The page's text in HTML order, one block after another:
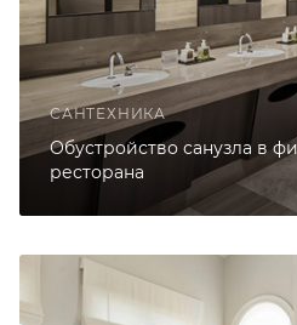
САНТЕХНИКА
Обустройство санузла в
ресторана